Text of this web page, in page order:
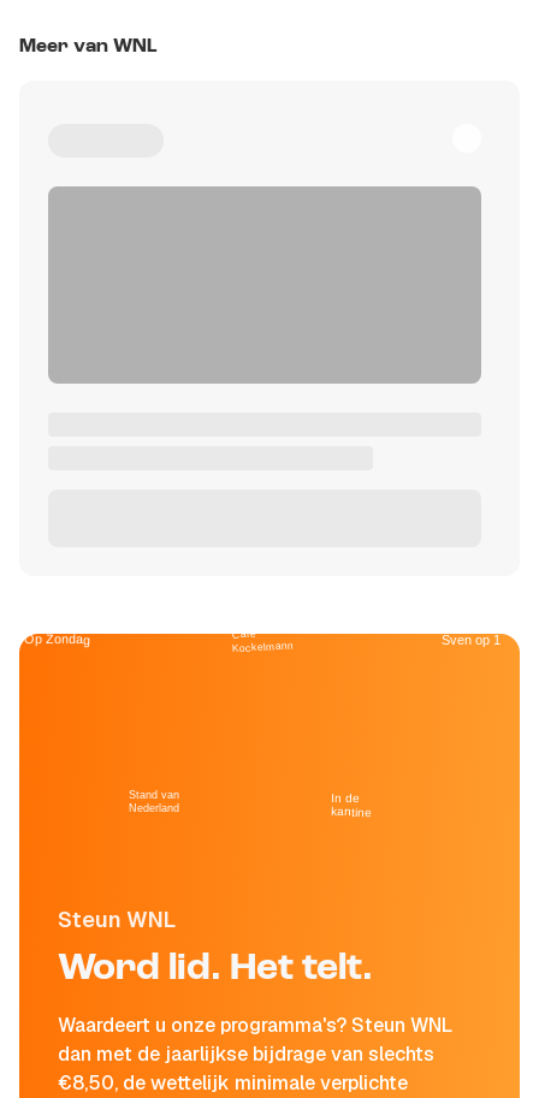
Meer van WNL
Steun WNL
Word lid. Het telt.
Waardeert u onze programma's? Steun WNL
dan met de jaarlijkse bijdrage van slechts
€8,50, de wettelijk minimale verplichte
Op Zondag
Stand van
Nederland
Café
Kockelmann
In de
kantine
Sven op 1